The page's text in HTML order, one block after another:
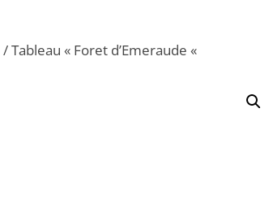
/ Tableau « Foret d’Emeraude «